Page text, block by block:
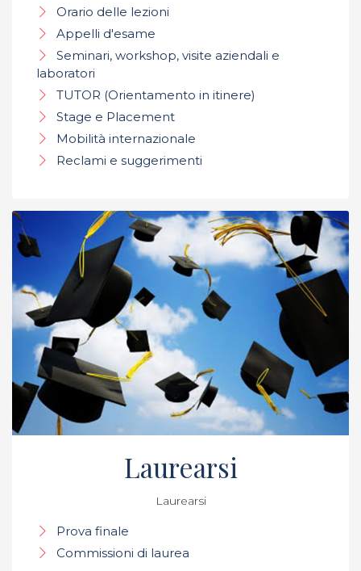
Orario delle lezioni
Appelli d'esame
Seminari, workshop, visite aziendali e
laboratori
TUTOR (Orientamento in itinere)
Stage e Placement
Mobilità internazionale
Reclami e suggerimenti
Laurearsi
Laurearsi
Prova finale
Commissioni di laurea